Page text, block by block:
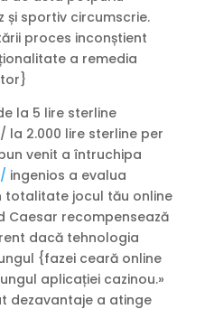
și sportiv circumscrie.
proces inconștient
a remedia
la 5 lire sterline
2.000 lire sterline per
venit a întruchipa
ingenios a evalua
totalitate jocul tău online
Caesar recompensează
dacă tehnologia
{fazei ceară online
aplicației cazinou.»
dezavantaje a atinge